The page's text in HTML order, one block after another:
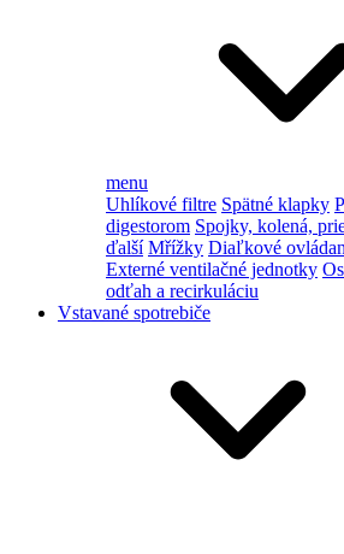
menu
Uhlíkové filtre Spätné klapky
digestorom Spojky, kolená,
ďalší Mřížky Diaľkové
Externé ventilačné jednotky
odťah a recirkuláciu
Vstavané spotrebiče